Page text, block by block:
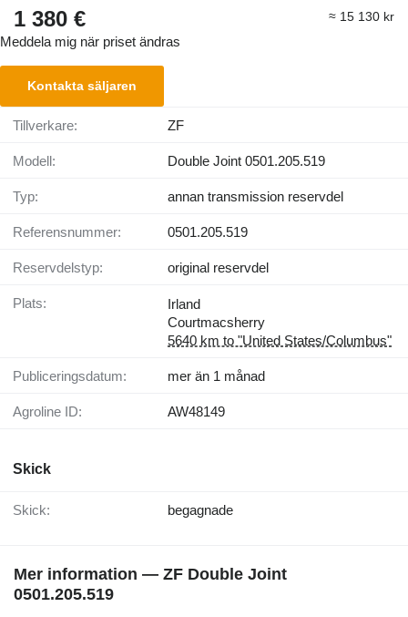
1 380 € ≈ 15 130 kr
Meddela mig när priset ändras
Kontakta säljaren
Tillverkare: ZF
Modell: Double Joint 0501.205.519
Typ: annan transmission reservdel
Referensnummer: 0501.205.519
Reservdelstyp: original reservdel
Plats:
Irland
Courtmacsherry
5640 km to "United States/Columbus"
Publiceringsdatum: mer än 1 månad
Agroline ID: AW48149
Skick
Skick: begagnade
Mer information — ZF Double Joint
0501.205.519